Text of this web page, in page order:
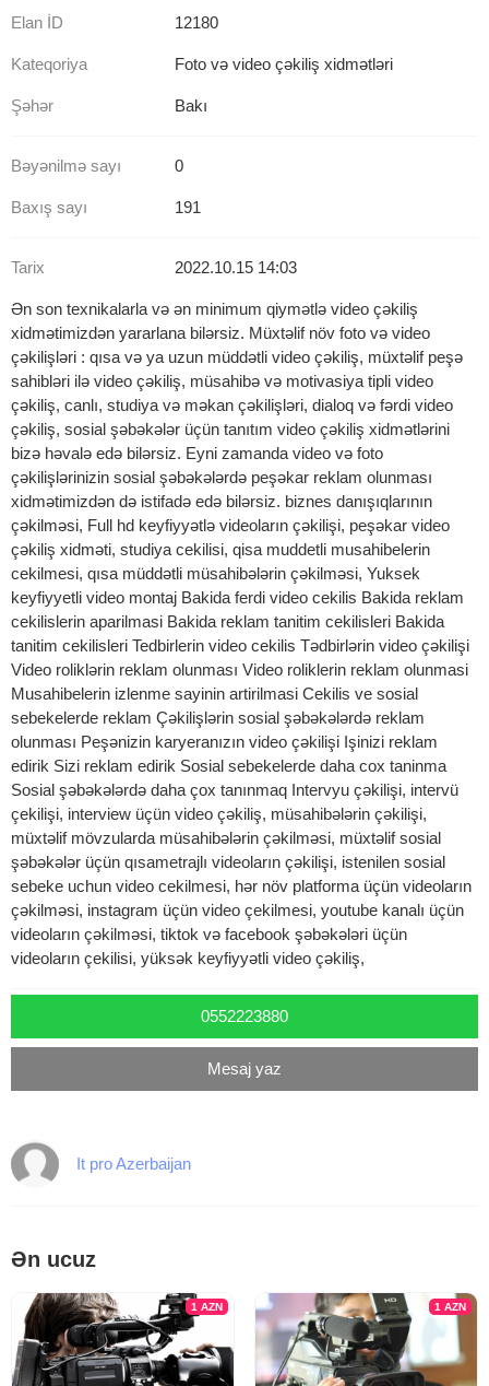
Elan İD 12180
Kateqoriya Foto və video çəkiliş xidmətləri
Şəhər Bakı
Bəyənilmə sayı 0
Baxış sayı 191
Tarix 2022.10.15 14:03
Ən son texnikalarla və ən minimum qiymətlə video çəkiliş
xidmətimizdən yararlana bilərsiz. Müxtəlif növ foto və video
çəkilişləri : qısa və ya uzun müddətli video çəkiliş, müxtəlif peşə
sahibləri ilə video çəkiliş, müsahibə və motivasiya tipli video
çəkiliş, canlı, studiya və məkan çəkilişləri, dialoq və fərdi video
çəkiliş, sosial şəbəkələr üçün tanıtım video çəkiliş xidmətlərini
bizə həvalə edə bilərsiz. Eyni zamanda video və foto
çəkilişlərinizin sosial şəbəkələrdə peşəkar reklam olunması
xidmətimizdən də istifadə edə bilərsiz. biznes danışıqlarının
çəkilməsi, Full hd keyfiyyətlə videoların çəkilişi, peşəkar video
çəkiliş xidməti, studiya cekilisi, qisa muddetli musahibelerin
cekilmesi, qısa müddətli müsahibələrin çəkilməsi, Yuksek
keyfiyyetli video montaj Bakida ferdi video cekilis Bakida reklam
cekilislerin aparilmasi Bakida reklam tanitim cekilisleri Bakida
tanitim cekilisleri Tedbirlerin video cekilis Tədbirlərin video çəkilişi
Video roliklərin reklam olunması Video roliklerin reklam olunmasi
Musahibelerin izlenme sayinin artirilmasi Cekilis ve sosial
sebekelerde reklam Çəkilişlərin sosial şəbəkələrdə reklam
olunması Peşənizin karyeranızın video çəkilişi Işinizi reklam
edirik Sizi reklam edirik Sosial sebekelerde daha cox taninma
Sosial şəbəkələrdə daha çox tanınmaq Intervyu çəkilişi, intervü
çekilişi, interview üçün video çəkiliş, müsahibələrin çəkilişi,
müxtəlif mövzularda müsahibələrin çəkilməsi, müxtəlif sosial
şəbəkələr üçün qısametrajlı videoların çəkilişi, istenilen sosial
sebeke uchun video cekilmesi, hər növ platforma üçün videoların
çəkilməsi, instagram üçün video çekilmesi, youtube kanalı üçün
videoların çəkilməsi, tiktok və facebook şəbəkələri üçün
videoların çekilisi, yüksək keyfiyyətli video çəkiliş,
0552223880
Mesaj yaz
It pro Azerbaijan
Ən ucuz
1AZN 1 AZN